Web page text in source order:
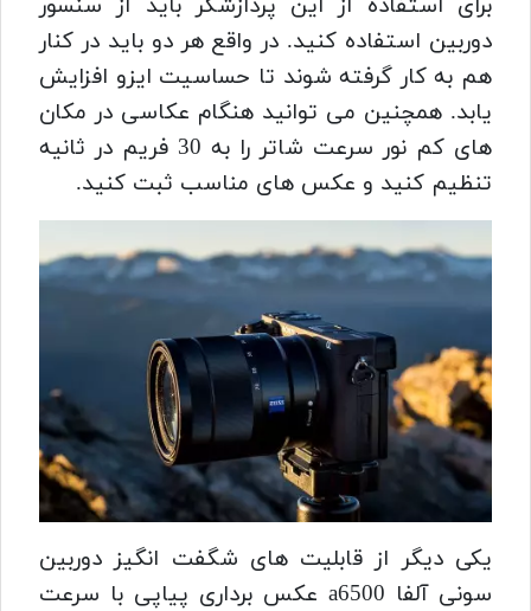
دوربین استفاده کنید. در واقع هر دو باید در کنار
هم به کار گرفته شوند تا حساسیت ایزو افزایش
یابد. همچنین می توانید هنگام عکاسی در مکان
های کم نور سرعت شاتر را به 30 فریم در ثانیه
تنظیم کنید و عکس های مناسب ثبت کنید.
یکی دیگر از قابلیت های شگفت انگیز دوربین
سونی آلفا a6500
عکس برداری پیاپی با سرعت